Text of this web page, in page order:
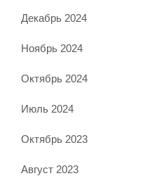
Декабрь 2024
Ноябрь 2024
Октябрь 2024
Июль 2024
Октябрь 2023
Август 2023